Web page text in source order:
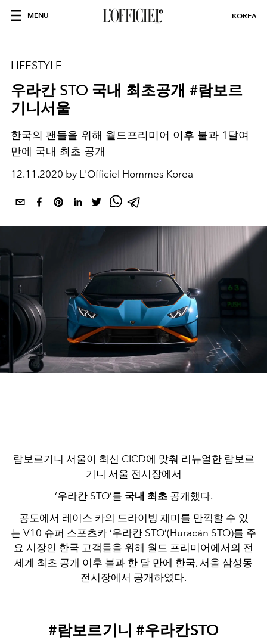
MENU KOREA
LIFESTYLE
우라칸 STO 국내 최초공개 #람보르
기니서울
한국의 팬들을 위해 월드프리미어 이후 불과 1달여
만에 국내 최초 공개
12.11.2020 by L'Officiel Hommes Korea
람보르기니 서울이 최신 CICD에 맞춰 리뉴얼한 람보르
기니 서울 전시장에서
‘우라칸 STO’를 국내 최초공개했다.
공도에서 레이스 카의 드라이빙 재미를 만끽할 수 있
는 V10 슈퍼 스포츠카 ‘우라칸 STO’(Huracán STO)를 주
요 시장인 한국 고객들을 위해 월드 프리미어에서의 전
세계 최초 공개 이후 불과 한 달 만에 한국, 서울 삼성동
전시장에서 공개하였다.
#람보르기니 #우라칸STO